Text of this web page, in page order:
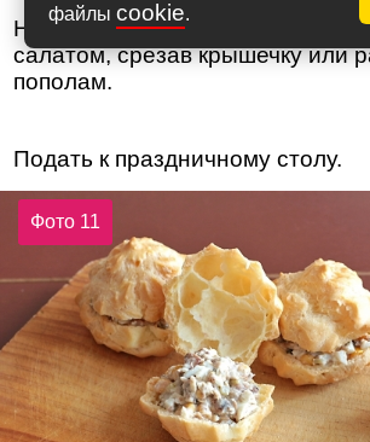
файлы cookie.
Нафаршировать профитроли
салатом, срезав крышечку или
пополам.
Подать к праздничному столу.
Фото 11